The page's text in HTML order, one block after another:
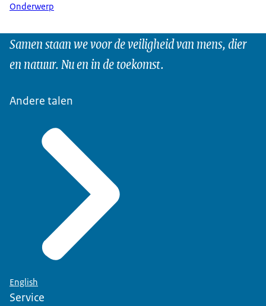
Onderwerp
Samen staan we voor de veiligheid van mens, dier
en natuur. Nu en in de toekomst.
Andere talen
English
Service